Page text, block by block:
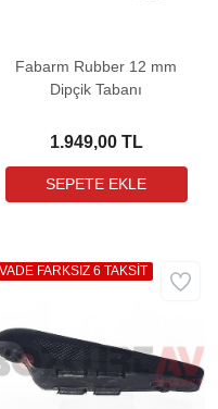
Fabarm Rubber 12 mm
Dipçik Tabanı
1.949,00 TL
VADE FARKSIZ 6 TAKSİT